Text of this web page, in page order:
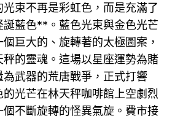
束不再是彩虹色，而是充滿了
誕藍色**。藍色光束與金色光芒
巨大的、旋轉著的太極圖案，
的靈魂。這場以星座運勢為賭
為武器的荒唐戰爭，正式打響
光芒在林天秤咖啡館上空劇烈
不斷旋轉的怪異氣旋。費市接